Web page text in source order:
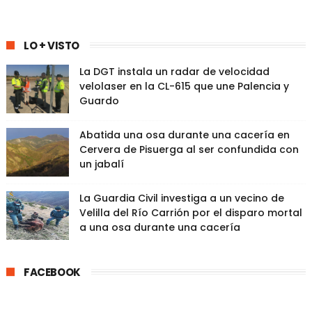
LO + VISTO
La DGT instala un radar de velocidad
velolaser en la CL-615 que une Palencia y
Guardo
Abatida una osa durante una cacería en
Cervera de Pisuerga al ser confundida con
un jabalí
La Guardia Civil investiga a un vecino de
Velilla del Río Carrión por el disparo mortal
a una osa durante una cacería
FACEBOOK